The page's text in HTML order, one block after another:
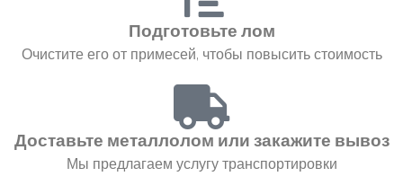
Подготовьте лом
Очистите его от примесей, чтобы повысить стоимость
Доставьте металлолом или закажите вывоз
Мы предлагаем услугу транспортировки